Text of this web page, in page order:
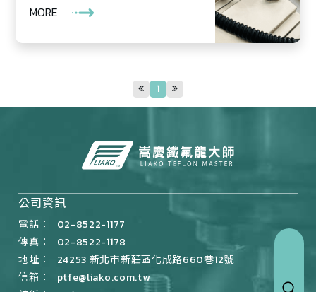
MORE
1
公司資訊
電話：
02-8522-1177
傳真：
02-8522-1178
地址：
24253 新北市新莊區化成路660巷12號
信箱：
ptfe@liako.com.tw